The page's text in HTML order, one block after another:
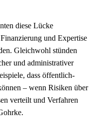
diese Lücke
und Expertise
Gleichwohl stünden
und administrativer
dass öffentlich-
– wenn Risiken über
verteilt und Verfahren